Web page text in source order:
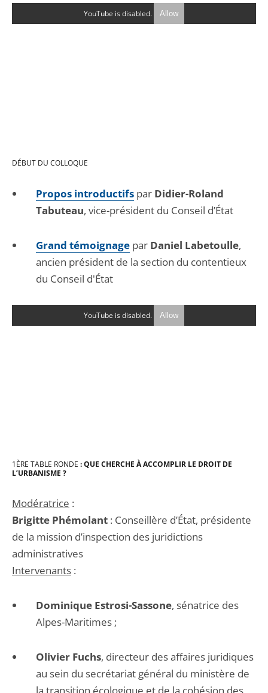
YouTube is disabled. Allow
DÉBUT DU COLLOQUE
Propos introductifs par Didier-Roland
Tabuteau, vice-président du Conseil d’État
Grand témoignage par Daniel Labetoulle,
ancien président de la section du contentieux
du Conseil d'État
YouTube is disabled. Allow
1ÈRE TABLE RONDE : QUE CHERCHE À ACCOMPLIR LE DROIT DE
L’URBANISME ?
Modératrice :
Brigitte Phémolant : Conseillère d’État, présidente
de la mission d’inspection des juridictions
administratives
Intervenants :
Dominique Estrosi-Sassone, sénatrice des
Alpes-Maritimes ;
Olivier Fuchs, directeur des affaires juridiques
au sein du secrétariat général du ministère de